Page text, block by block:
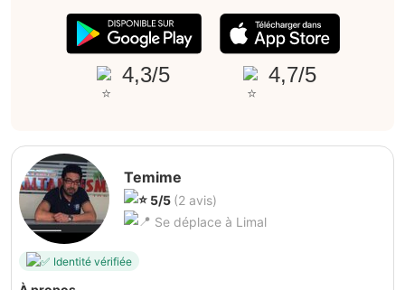
4,3/5 4,7/5
Temime
5/5 (2 avis)
Se déplace à Limal
Identité vérifiée